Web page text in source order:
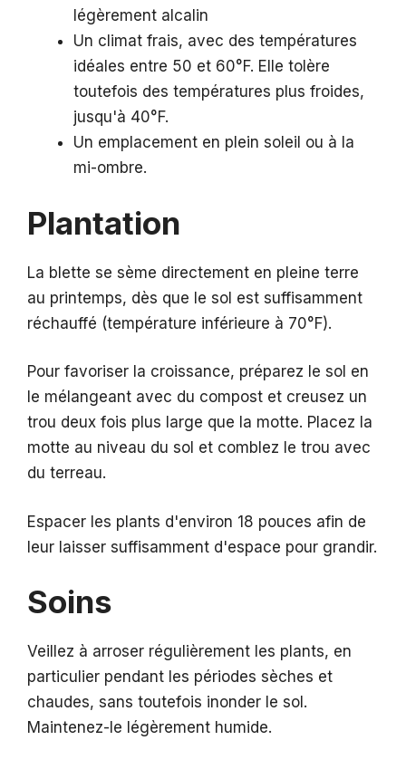
légèrement alcalin
Un climat frais, avec des températures
idéales entre 50 et 60°F. Elle tolère
toutefois des températures plus froides,
jusqu'à 40°F.
Un emplacement en plein soleil ou à la
mi-ombre.
Plantation
La blette se sème directement en pleine terre
au printemps, dès que le sol est suffisamment
réchauffé (température inférieure à 70°F).
Pour favoriser la croissance, préparez le sol en
le mélangeant avec du compost et creusez un
trou deux fois plus large que la motte. Placez la
motte au niveau du sol et comblez le trou avec
du terreau.
Espacer les plants d'environ 18 pouces afin de
leur laisser suffisamment d'espace pour grandir.
Soins
Veillez à arroser régulièrement les plants, en
particulier pendant les périodes sèches et
chaudes, sans toutefois inonder le sol.
Maintenez-le légèrement humide.